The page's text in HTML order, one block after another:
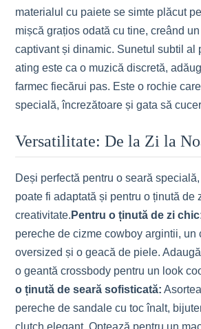
materialul cu paiete se simte plăcut
mișcă grațios odată cu tine, creând un
captivant și dinamic. Sunetul subtil al
ating este ca o muzică discretă,
farmec fiecărui pas. Este o rochie
specială, încrezătoare și gata să
Versatilitate: De la Zi la
Deși perfectă pentru o seară
poate fi adaptată și pentru o ținută de
creativitate. Pentru o ținută de zi
pereche de cizme cowboy argintii, un
oversized și o geacă de piele.
o geantă crossbody pentru un look
o ținută de seară sofisticată:
pereche de sandale cu toc înalt,
clutch elegant. Optează pentru un